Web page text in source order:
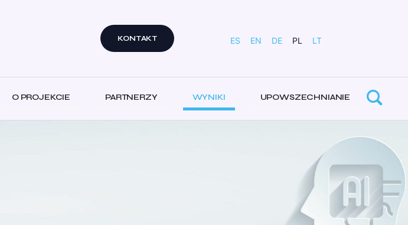
KONTAKT ES EN DE PL LT
O PROJEKCIE PARTNERZY WYNIKI UPOWSZECHNIANIE